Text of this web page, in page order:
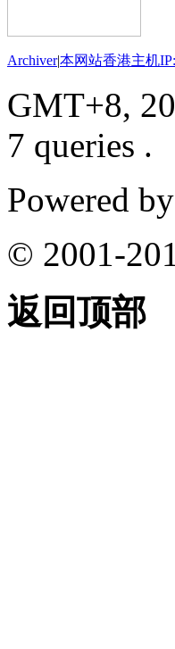
Archiver|本网站香港主机
GMT+8,
7 queries .
Powered by
© 2001-
返回顶部